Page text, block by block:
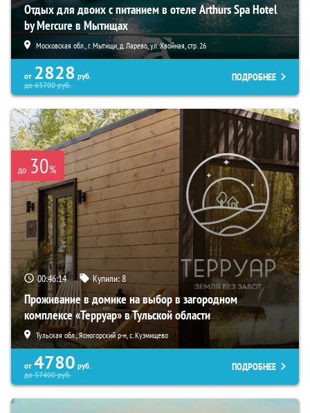
Отдых для двоих с питанием в отеле Arthurs Spa Hotel
by Mercure в Мытищах
Московская обл., г. Мытищи, д. Ларево, ул. Хвойная, стр. 26
от 2828 руб.
до65700руб.
ПОДРОБНЕЕ
до 30%
00:46:13 Купили:8
Проживание в домике на выбор в загородном
комплексе «Терруар» в Тульской области
Тульская обл., Ясногорский р-н, с. Кузмищево
от 4780 руб.
до57400руб.
ПОДРОБНЕЕ